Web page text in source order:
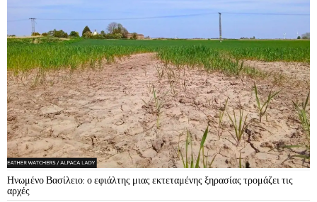
Ηνωμένο Βασίλειο: ο εφιάλτης μιας εκτεταμένης ξηρασίας τρομάζει τις
αρχές